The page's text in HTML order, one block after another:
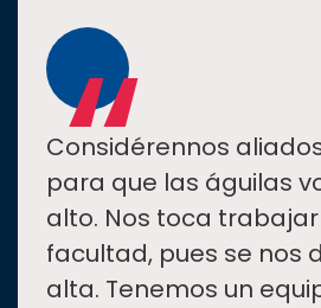
“
Considérennos
para que las águilas
alto. Nos toca
facultad, pues se nos
alta. Tenemos un